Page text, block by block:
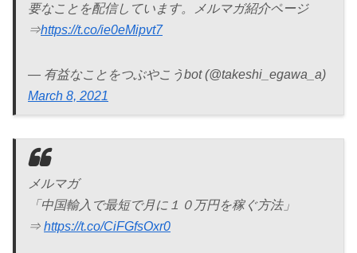
要なことを配信しています。メルマガ紹介ページ
⇒https://t.co/ie0eMipvt7
— 有益なことをつぶやこうbot (@takeshi_egawa_a)
March 8, 2021
メルマガ
「中国輸入で最短で月に１０万円を稼ぐ方法」
⇒ https://t.co/CiFGfsOxr0